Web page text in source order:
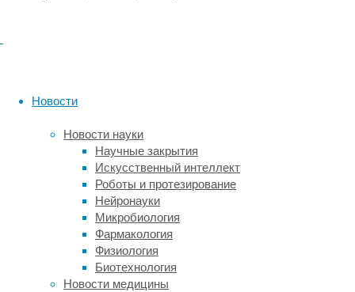
Новости
Новости науки
Научные закрытия
Искусственный интеллект
Роботы и протезирование
Нейронауки
Микробиология
Фармакология
Физиология
Биотехнология
Новости медицины
Из
примеров
научной
литературе
заметно,
что
вредным
последствиям
обычно